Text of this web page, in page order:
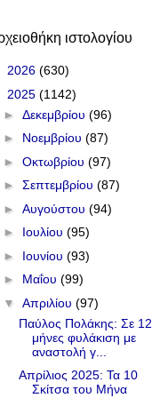
ιστολογίου
2026 (630)
2025 (1142)
► Δεκεμβρίου (96)
► Νοεμβρίου (87)
► Οκτωβρίου (97)
► Σεπτεμβρίου (87)
► Αυγούστου (94)
► Ιουλίου (95)
► Ιουνίου (93)
► Μαΐου (99)
▼ Απριλίου (97)
Παύλος Πολάκης: Σε 12
μήνες φυλάκιση με
αναστολή γ...
Απρίλιος 2025: Τα 10
Σκίτσα του Μήνα